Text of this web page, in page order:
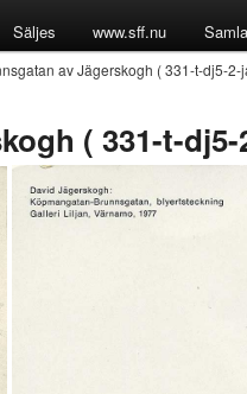
Säljes www.sff.nu
av Jägerskogh ( 331-t-dj5-2-
( 331-t-